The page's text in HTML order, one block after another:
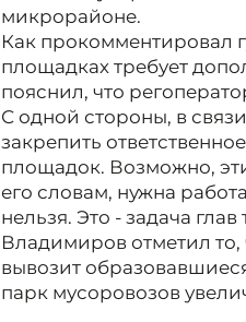
микрорайоне.
Как прокомментировал
площадках требует
пояснил, что
С одной стороны, в
закрепить
площадок. Возможно,
его словам, нужна
нельзя. Это - задача
Владимиров отметил
вывозит
парк мусоровозов